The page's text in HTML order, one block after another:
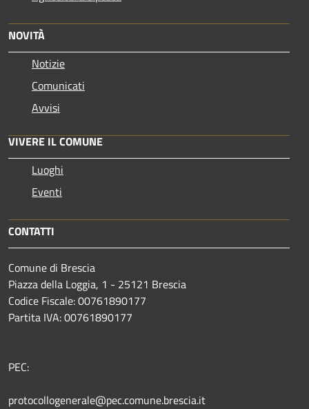
NOVITÀ
Notizie
Comunicati
Avvisi
VIVERE IL COMUNE
Luoghi
Eventi
CONTATTI
Comune di Brescia
Piazza della Loggia, 1 - 25121 Brescia
Codice Fiscale: 00761890177
Partita IVA: 00761890177
PEC:
protocollogenerale@pec.comune.brescia.it